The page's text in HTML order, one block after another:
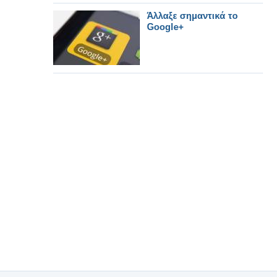
Άλλαξε σημαντικά το
Google+